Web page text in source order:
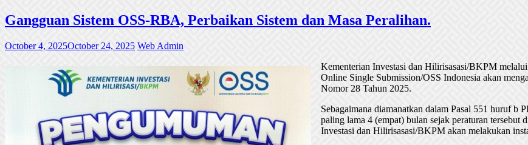
Gangguan Sistem OSS-RBA, Perbaikan Sistem dan Masa Peralihan.
October 4, 2025October 24, 2025 Web Admin
Kementerian Investasi dan Hilirisasasi/BKPM
Online Single Submission/OSS Indonesia akan
Nomor 28 Tahun 2025.
Sebagaimana diamanatkan dalam Pasal 551 huruf b
paling lama 4 (empat) bulan sejak peraturan
Investasi dan Hilirisasasi/BKPM akan melakukan